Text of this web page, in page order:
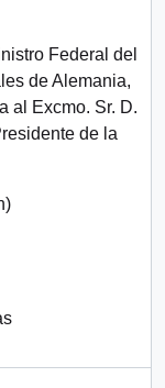
Federal del
de Alemania,
al Excmo. Sr. D.
de la